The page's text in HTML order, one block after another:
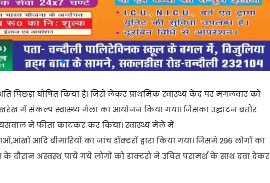
पिछड़ा घोषित किया है। जिसे लेकर प्राथमिक स्वास्थ्य केंद्र पर मंगलवार को
में संकल्प स्वास्थ्य मेला का आयोजन किया गया। जिसका उद्घाटन बतौर
ने फीता काटकर कर किया। स्वास्थ्य मेले में
आदि बीमारियों का जांच डॉक्टरों द्वारा किया गया। जिसमे 296 लोगों का
के दौरान अस्वस्थ पाये गये लोगों को डाक्टरो ने उचित परामर्श के साथ दवा देकर